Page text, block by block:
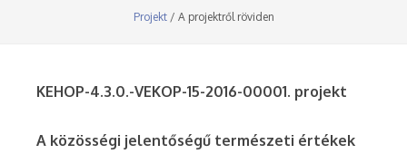
Projekt/ A projektről röviden
KEHOP-4.3.0.-VEKOP-15-2016-00001. projekt
A közösségi jelentőségű természeti értékek